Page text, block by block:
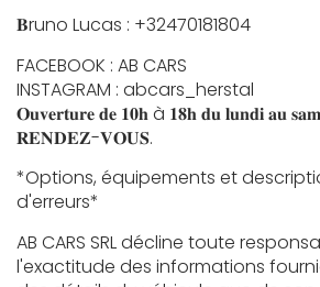
𝐁runo Lucas : +32470181804
FACEBOOK : AB CARS
INSTAGRAM : abcars_herstal
𝐎𝐮𝐯𝐞𝐫𝐭𝐮𝐫𝐞 𝐝𝐞 𝟏𝟎𝐡 à 𝟏𝟖𝐡 𝐝𝐮 𝐥𝐮𝐧𝐝𝐢 𝐚𝐮
𝐑𝐄𝐍𝐃𝐄𝐙-𝐕𝐎𝐔𝐒.
*Options, équipements et
d'erreurs*
AB CARS SRL décline toute
l'exactitude des informations